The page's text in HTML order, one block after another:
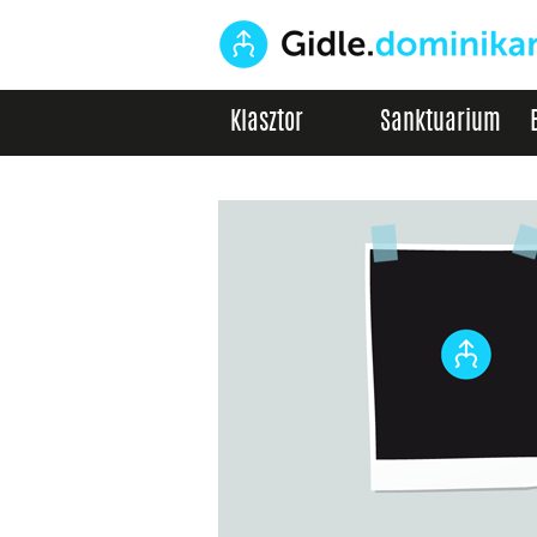
Klasztor Sanktuarium